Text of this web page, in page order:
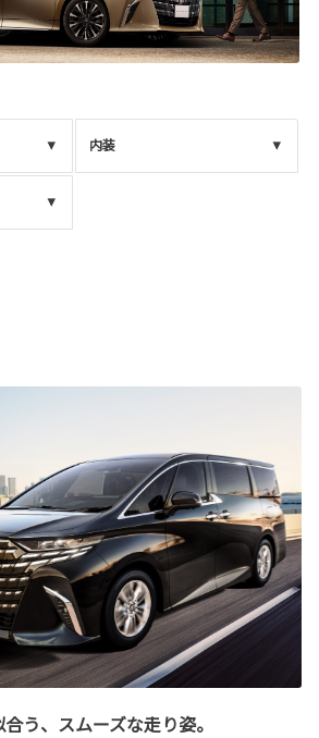
内装
う、スムーズな走り姿。